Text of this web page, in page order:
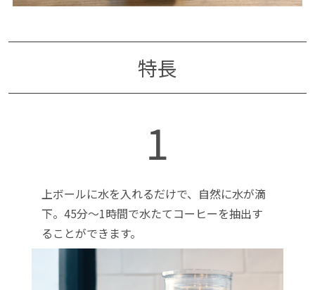
特長
1
上ボールに水を入れるだけで、自然に水が滴
下。45分～1時間で水たてコーヒーを抽出す
ることができます。